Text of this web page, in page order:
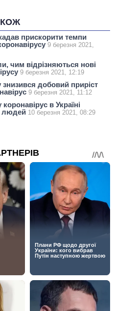
прискорити темпи
9 березня 2021,
чим відрізняються нові
9 березня 2021, 12:19
знизився добовий приріст
9 березня 2021, 11:12
в Україні
людей 10 березня 2021, 08:29